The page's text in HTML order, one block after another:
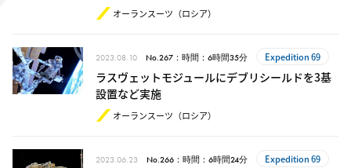
オーランスーツ（ロシア）
2023.08.10 No.267：時間：6時間35分 Expedition 69
ラスヴェットモジュールにデブリシールドを3基
設置など実施
オーランスーツ（ロシア）
2023.06.23 No.266：時間：6時間24分 Expedition 69